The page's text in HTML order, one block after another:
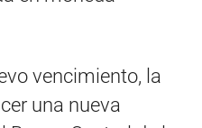
vencimiento, la
una nueva